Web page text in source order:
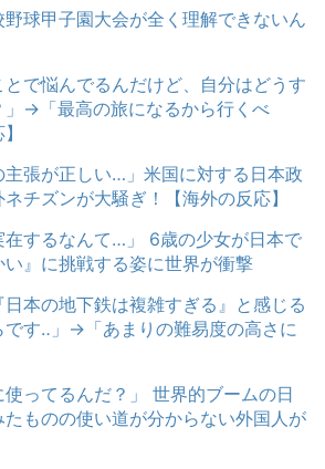
球甲子園大会が全く理解できないん
で悩んでるんだけど、自分はどうす
」→「最高の旅になるから行くべ
張が正しい…」米国に対する日本政
チズンが大騒ぎ！【海外の反応】
在するなんて…」 6歳の少女が日本で
い』に挑戦する姿に世界が衝撃
本の地下鉄は複雑すぎる』と感じる
です‥」→「あまりの難易度の高さに
ってるんだ？」 世界的ブームの日
ものの使い道が分からない外国人が